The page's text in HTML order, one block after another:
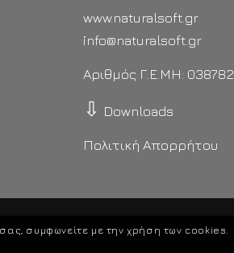
www.naturalsoft.gr
info@naturalsoft.gr
Αριθμός Γ.Ε.ΜΗ:
⇩ Downloads
Πολιτική Απορρήτου
συμφωνείτε με την χρήση των cookies.